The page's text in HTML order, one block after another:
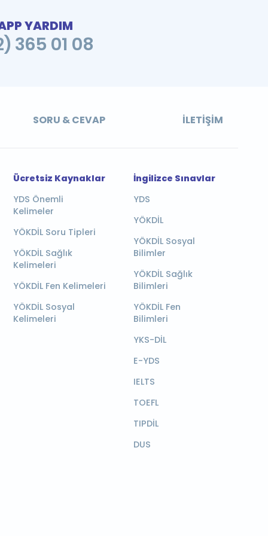
YARDIM
365 01 08
SORU & CEVAP İLETIŞIM
Ücretsiz Kaynaklar
YDS Önemli
Kelimeler
YÖKDİL Soru Tipleri
YÖKDİL Sağlık
Kelimeleri
YÖKDİL Fen Kelimeleri
YÖKDİL Sosyal
Kelimeleri
İngilizce Sınavlar
YDS
YÖKDİL
YÖKDİL Sosyal
Bilimler
YÖKDİL Sağlık
Bilimleri
YÖKDİL Fen
Bilimleri
YKS-DİL
E-YDS
IELTS
TOEFL
TIPDİL
DUS